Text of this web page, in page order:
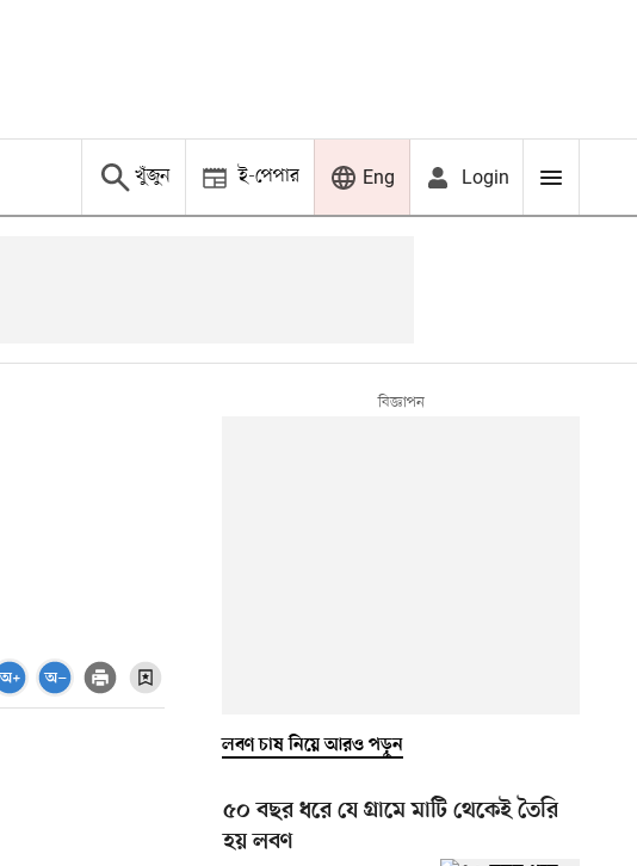
খুঁজুন ই-পেপার Eng Login
লবণ চাষ নিয়ে আরও পড়ুন
৫০ বছর ধরে যে গ্রামে মাটি থেকেই তৈরি
হয় লবণ